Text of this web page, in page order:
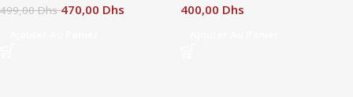
499,00Dhs470,00 Dhs Dhs